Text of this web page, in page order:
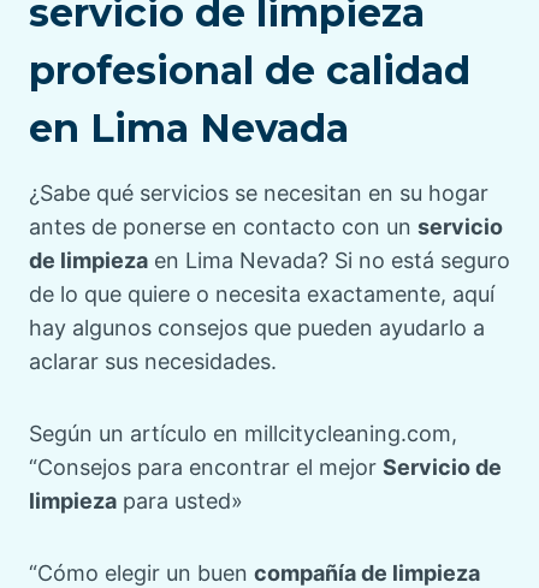
servicio de limpieza
profesional de calidad
en Lima Nevada
¿Sabe qué servicios se necesitan en su hogar
antes de ponerse en contacto con un servicio
de limpieza en Lima Nevada? Si no está seguro
de lo que quiere o necesita exactamente, aquí
hay algunos consejos que pueden ayudarlo a
aclarar sus necesidades.
Según un artículo en millcitycleaning.com,
“Consejos para encontrar el mejor Servicio de
limpieza para usted»
“Cómo elegir un buen compañía de limpieza